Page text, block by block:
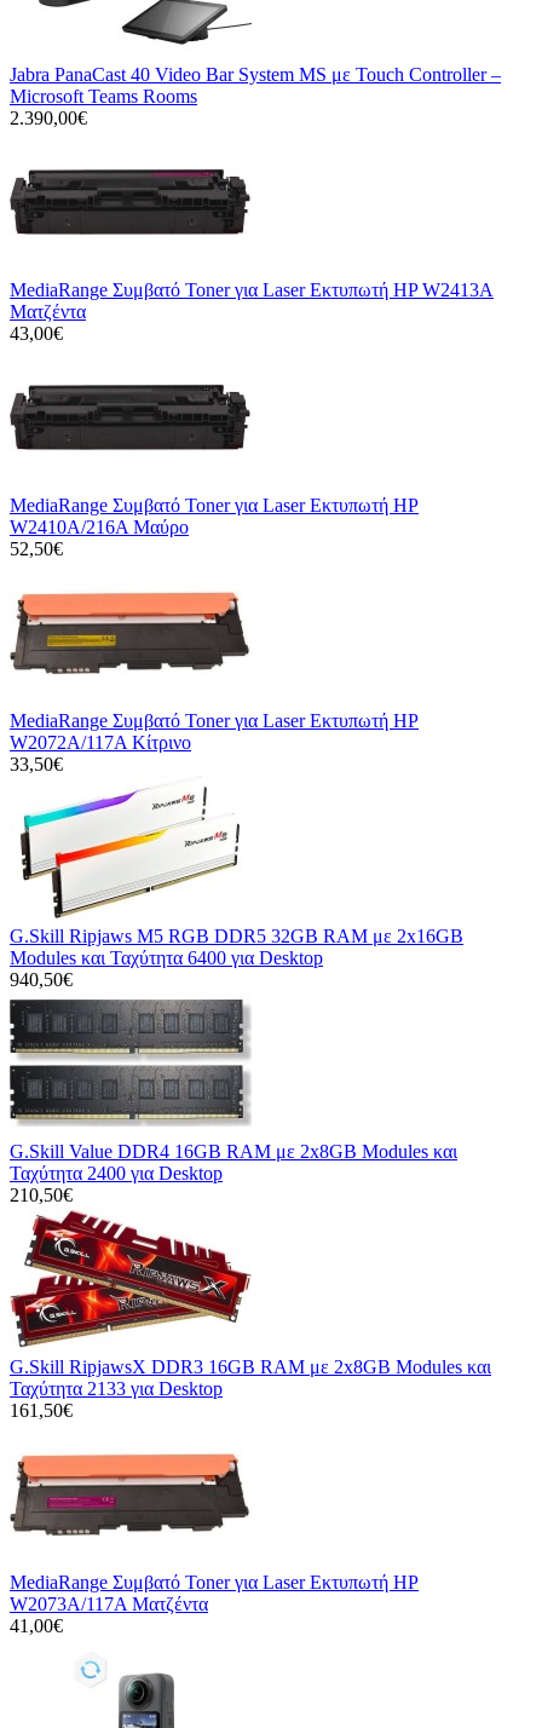
Jabra PanaCast 40 Video Bar System MS με Touch Controller –
Microsoft Teams Rooms
2.390,00€
MediaRange Συμβατό Toner για Laser Εκτυπωτή HP W2413A
Ματζέντα
43,00€
MediaRange Συμβατό Toner για Laser Εκτυπωτή HP
W2410A/216A Μαύρο
52,50€
MediaRange Συμβατό Toner για Laser Εκτυπωτή HP
W2072A/117A Κίτρινο
33,50€
G.Skill Ripjaws M5 RGB DDR5 32GB RAM με 2x16GB
Modules και Ταχύτητα 6400 για Desktop
940,50€
G.Skill Value DDR4 16GB RAM με 2x8GB Modules και
Ταχύτητα 2400 για Desktop
210,50€
G.Skill RipjawsX DDR3 16GB RAM με 2x8GB Modules και
Ταχύτητα 2133 για Desktop
161,50€
MediaRange Συμβατό Toner για Laser Εκτυπωτή HP
W2073A/117A Ματζέντα
41,00€